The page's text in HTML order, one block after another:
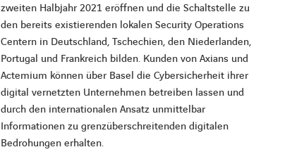
zweiten Halbjahr 2021 eröffnen und die Schaltstelle zu
den bereits existierenden lokalen Security Operations
Centern in Deutschland, Tschechien, den Niederlanden,
Portugal und Frankreich bilden. Kunden von Axians und
Actemium können über Basel die Cybersicherheit ihrer
digital vernetzten Unternehmen betreiben lassen und
durch den internationalen Ansatz unmittelbar
Informationen zu grenzüberschreitenden digitalen
Bedrohungen erhalten.